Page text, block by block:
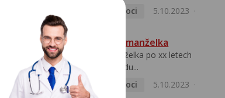
Pohlavní nemoci
5.10.2023
HPV pozitivní manželka
Dobrý den, manželka po xx letech
přivezla z Východu...
Pohlavní nemoci
5.10.2023